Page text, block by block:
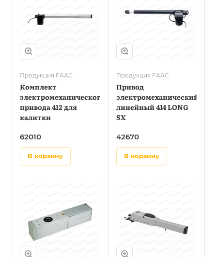
Продукция FAAC
Комплект
электромеханического
привода 412 для
калитки
62010
в корзину
Продукция FAAC
Привод
электромеханический
линейный 414 LONG
SX
42670
в корзину